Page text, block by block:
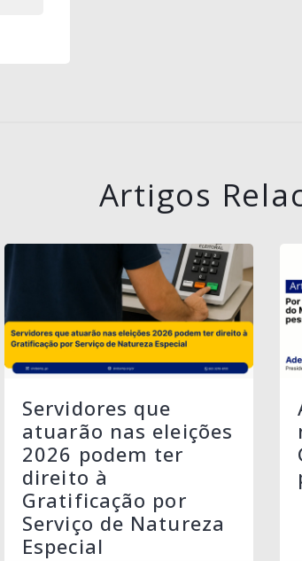
Artigos
Servidores que
atuarão nas eleições
2026 podem ter
direito à
Gratificação por
Serviço de Natureza
Especial